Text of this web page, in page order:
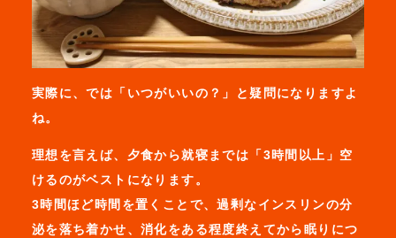
実際に、では「いつがいいの？」と疑問になりますよ
ね。
理想を言えば、夕食から就寝までは「3時間以上」空
けるのがベストになります。
3時間ほど時間を置くことで、過剰なインスリンの分
泌を落ち着かせ、消化をある程度終えてから眠りにつ